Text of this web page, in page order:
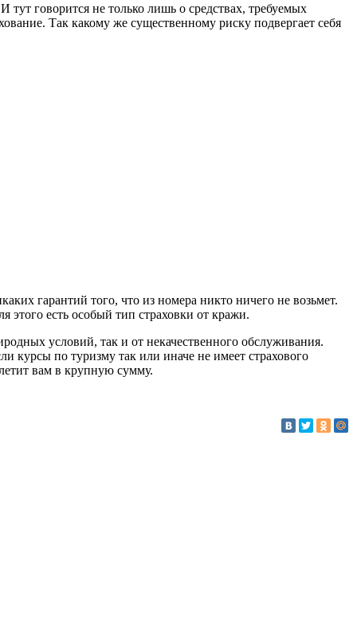
говорится не только лишь о средствах, требуемых
Так какому же существенному риску подвергает себя
гарантий того, что из номера никто ничего не возьмет.
этого есть особый тип страховки от кражи.
условий, так и от некачественного обслуживания.
курсы по туризму так или иначе не имеет страхового
вам в крупную сумму.